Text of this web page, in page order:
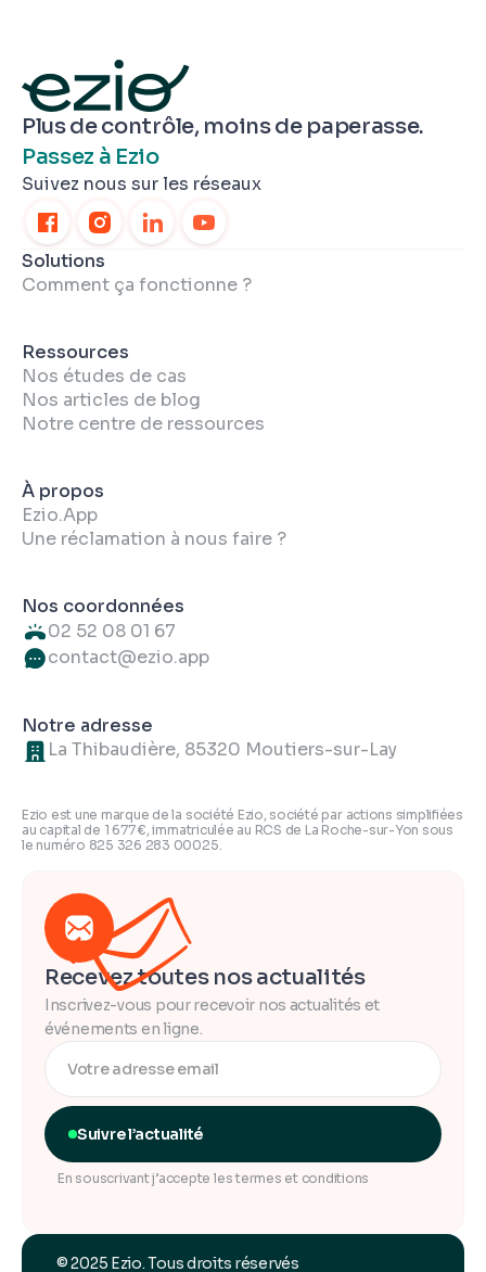
Plus de contrôle, moins de paperasse.
Passez à Ezio
Suivez nous sur les réseaux
Solutions
Comment ça fonctionne ?
Ressources
Nos études de cas
Nos articles de blog
Notre centre de ressources
À propos
Ezio.App
Une réclamation à nous faire ?
Nos coordonnées
02 52 08 01 67
contact@ezio.app
Notre adresse
La Thibaudière, 85320 Moutiers-sur-Lay
Ezio est une marque de la société Ezio, société par actions simplifiées
au capital de 1 677 €, immatriculée au RCS de La Roche-sur-Yon sous
le numéro 825 326 283 00025.
Recevez toutes nos actualités
Inscrivez-vous pour recevoir nos actualités et
événements en ligne.
Suivre l’actualité
En souscrivant j’accepte les termes et conditions
© 2025 Ezio. Tous droits réservés